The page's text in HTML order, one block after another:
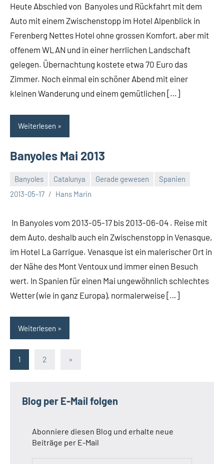
Heute Abschied von Banyoles und Rückfahrt mit dem
Auto mit einem Zwischenstopp im Hotel Alpenblick in
Ferenberg Nettes Hotel ohne grossen Komfort, aber mit
offenem WLAN und in einer herrlichen Landschaft
gelegen. Übernachtung kostete etwa 70 Euro das
Zimmer. Noch einmal ein schöner Abend mit einer
kleinen Wanderung und einem gemütlichen […]
Weiterlesen
Banyoles Mai 2013
Banyoles Catalunya Gerade gewesen
Spanien
2013-05-17
Hans Marin
Keine
In Banyoles vom 2013-05-17 bis 2013-06-04 . Reise mit
dem Auto, deshalb auch ein Zwischenstopp in Venasque,
im Hotel La Garrigue. Venasque ist ein malerischer Ort in
der Nähe des Mont Ventoux und immer einen Besuch
wert. In Spanien für einen Mai ungewöhnlich schlechtes
Wetter (wie in ganz Europa), normalerweise […]
Weiterlesen
Seitennummerierung
Beiträge
1 2
Nächste
»
Blog per E-Mail folgen
Abonniere diesen Blog und erhalte neue
Beiträge per E-Mail